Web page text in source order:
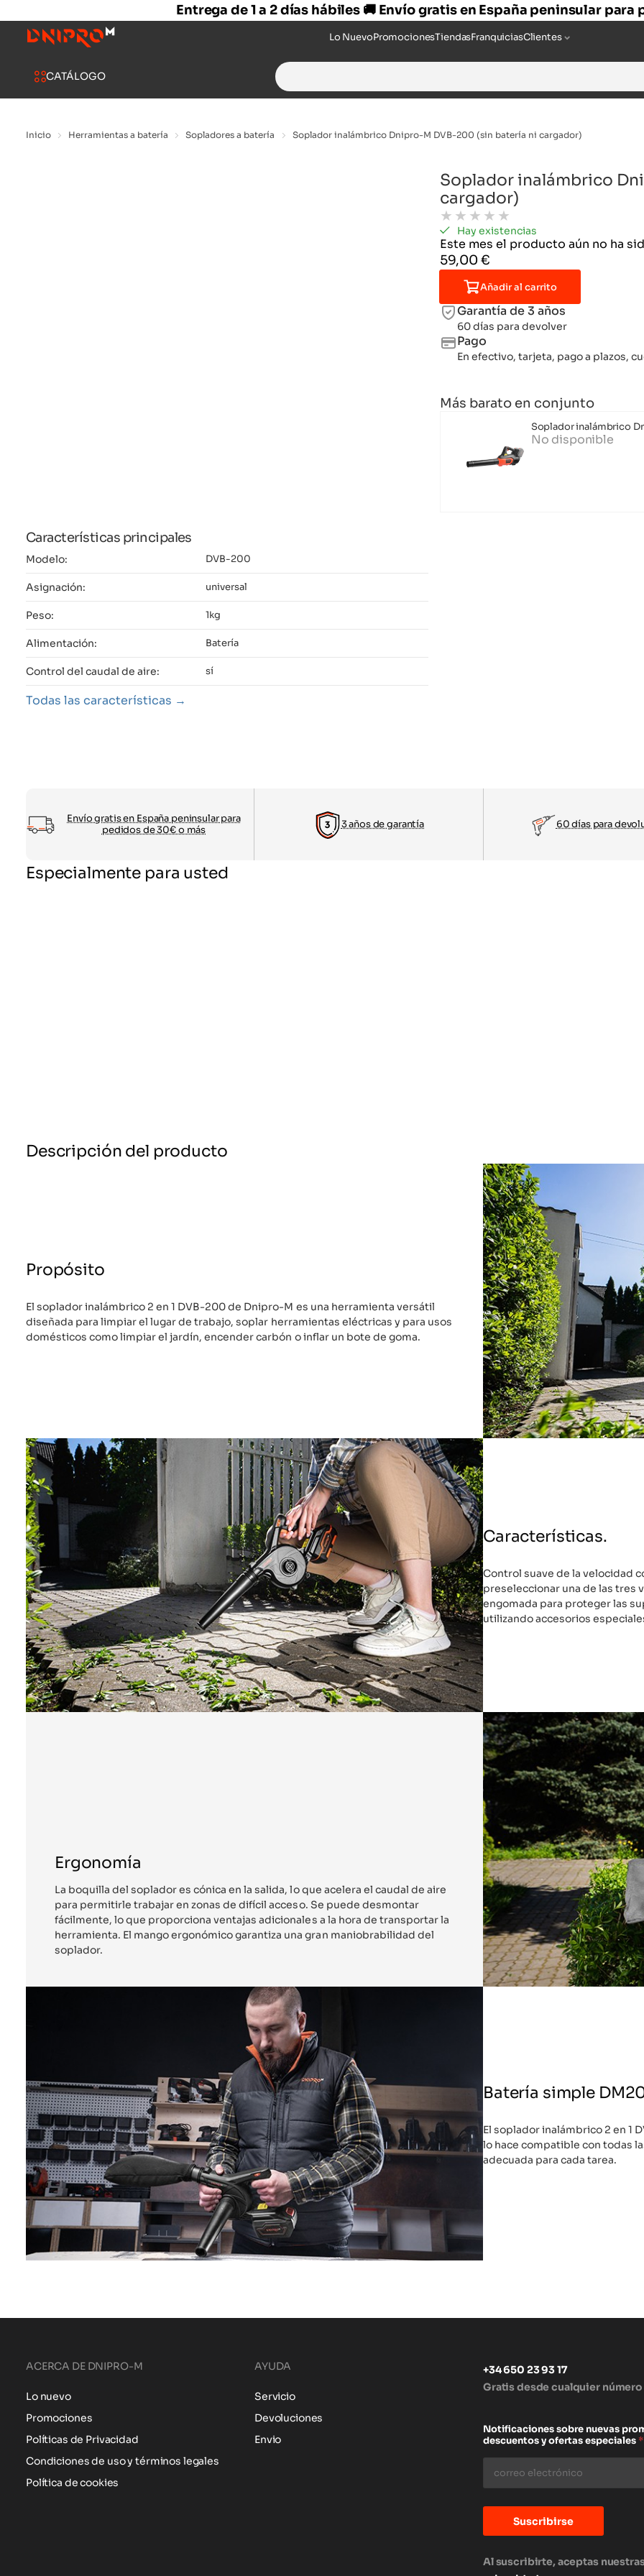
Entrega de 1 a 2 días hábiles 🚚 Envío gratis en España peninsular para
Lo NuevoPromocionesTiendasFranquiciasClientes
CATÁLOGO
Search
for:
Inicio Herramientas a batería Sopladores a batería Soplador inalámbrico Dnipro-M DVB-200 (sin batería ni cargador)
Características principales
Modelo: DVB-200
Asignación: universal
Peso: 1kg
Alimentación: Batería
Control del caudal de aire: sí
Todas las características
Soplador inalámbrico
cargador)
★ ★ ★ ★ ★
Hay existencias
Este mes el producto aún no ha
59,00 €
Añadir al carrito
Garantía de 3 años
60 días para devolver
Pago
En efectivo, tarjeta, pago a plazos,
Más barato en conjunto
Soplador inalámbrico
No disponible
Envío gratis en España peninsular para
pedidos de 30€ o más
3 años de garantía 60 días para
Especialmente para usted
Descripción del producto
Propósito
El soplador inalámbrico 2 en 1 DVB-200 de Dnipro-M es una herramienta versátil
diseñada para limpiar el lugar de trabajo, soplar herramientas eléctricas y para usos
domésticos como limpiar el jardín, encender carbón o inflar un bote de goma.
Características.
Control suave de la velocidad
preseleccionar una de las tres
engomada para proteger las
utilizando accesorios
Ergonomía
La boquilla del soplador es cónica en la salida, lo que acelera el caudal de aire
para permitirle trabajar en zonas de difícil acceso. Se puede desmontar
fácilmente, lo que proporciona ventajas adicionales a la hora de transportar la
herramienta. El mango ergonómico garantiza una gran maniobrabilidad del
soplador.
Batería simple
El soplador inalámbrico 2 en 1
lo hace compatible con todas
adecuada para cada tarea.
ACERCA DE DNIPRO-M
Lo nuevo
Promociones
Políticas de Privacidad
Condiciones de uso y términos legales
Política de cookies
AYUDA
Servicio
Devoluciones
Envio
+34 650 23 93 17
Gratis desde cualquier número
Notificaciones sobre nuevas
descuentos y ofertas especiales*
Suscribirse
Al suscribirte, aceptas